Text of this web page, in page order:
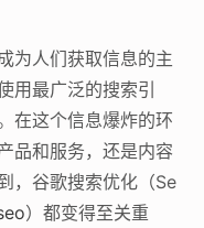
为人们获取信息的主
用最广泛的搜索引
在这个信息爆炸的环
品和服务，还是内容
，谷歌搜索优化（Se
）都变得至关重